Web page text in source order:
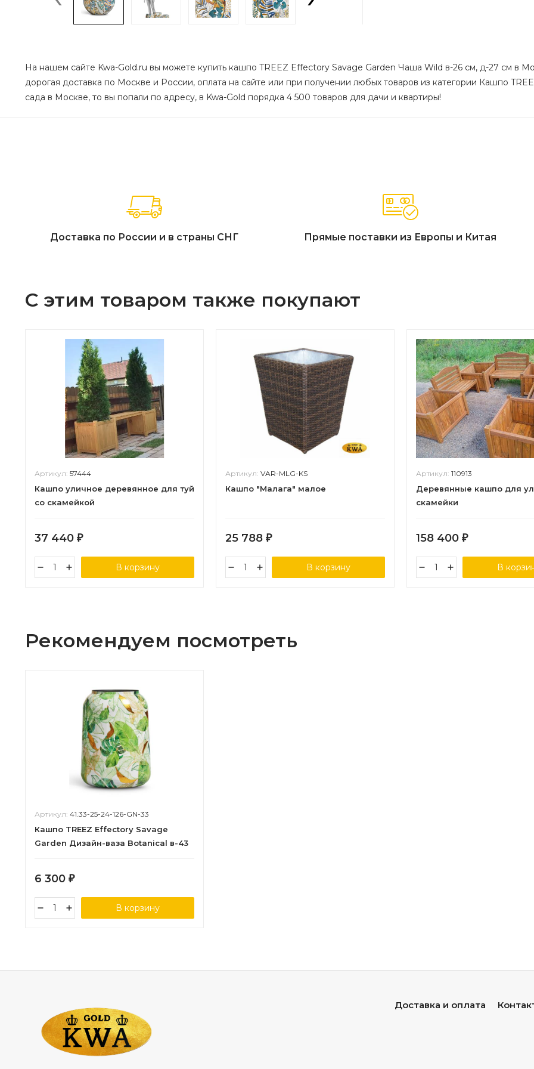
На нашем сайте Kwa-Gold.ru вы можете купить кашпо TREEZ Effectory Savage Garden Чаша Wild в-26 см, д-27 см в
дорогая доставка по Москве и России, оплата на сайте или при получении любых товаров из категории Кашпо
сада в Москве, то вы попали по адресу, в Kwa-Gold порядка 4 500 товаров для дачи и квартиры!
Доставка по России и в страны СНГ Прямые поставки из Европы и Китая
С этим товаром также покупают
Артикул: 57444
Кашпо уличное деревянное для туй
со скамейкой
37 440 ₽
В корзину
Артикул: VAR-MLG-KS
Кашпо "Малага" малое
25 788 ₽
В корзину
Артикул: 110913
Деревянные кашпо для
скамейки
158 400 ₽
В
Рекомендуем посмотреть
Артикул: 41.33-25-24-126-GN-33
Кашпо TREEZ Effectory Savage
Garden Дизайн-ваза Botanical в-43
6 300 ₽
В корзину
Доставка и оплата